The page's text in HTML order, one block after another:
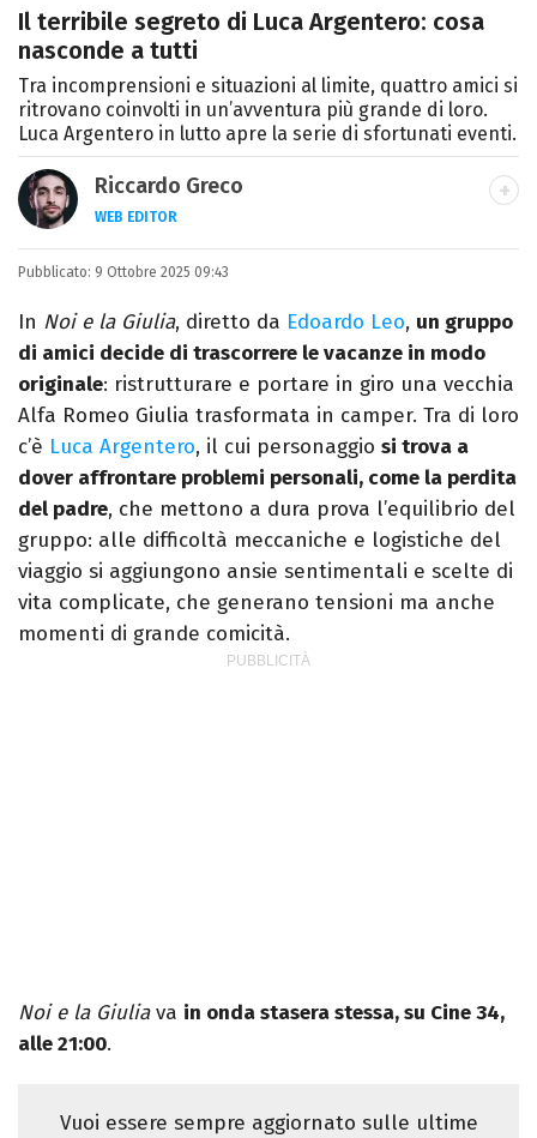
Il terribile segreto di Luca Argentero: cosa
nasconde a tutti
Tra incomprensioni e situazioni al limite, quattro amici si
ritrovano coinvolti in un’avventura più grande di loro.
Luca Argentero in lutto apre la serie di sfortunati eventi.
Riccardo Greco
WEB EDITOR
LINKEDIN
Si avvicina all'editoria studiando all'IED
come Fashion Editor. Si specializza poi in
Comunicazione digitale, Giornalismo e
Nuovi media presso La Sapienza,
collaborando con alcune testate ed uffici
stampa.
Pubblicato: 9 Ottobre 2025 09:43
In Noi e la Giulia, diretto da Edoardo Leo, un gruppo
di amici decide di trascorrere le vacanze in modo
originale: ristrutturare e portare in giro una vecchia
Alfa Romeo Giulia trasformata in camper. Tra di loro
c’è Luca Argentero, il cui personaggio si trova a
dover affrontare problemi personali, come la perdita
del padre, che mettono a dura prova l’equilibrio del
gruppo: alle difficoltà meccaniche e logistiche del
viaggio si aggiungono ansie sentimentali e scelte di
vita complicate, che generano tensioni ma anche
momenti di grande comicità.
Noi e la Giuliava in onda stasera stessa, su Cine 34,
alle 21:00.
Vuoi essere sempre aggiornato sulle ultime